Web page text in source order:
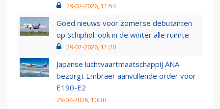
29-07-2026, 11:54
Goed nieuws voor zomerse debutanten
op Schiphol: ook in de winter alle ruimte
29-07-2026, 11:20
Japanse luchtvaartmaatschappij ANA
bezorgt Embraer aanvullende order voor
E190-E2
29-07-2026, 10:30